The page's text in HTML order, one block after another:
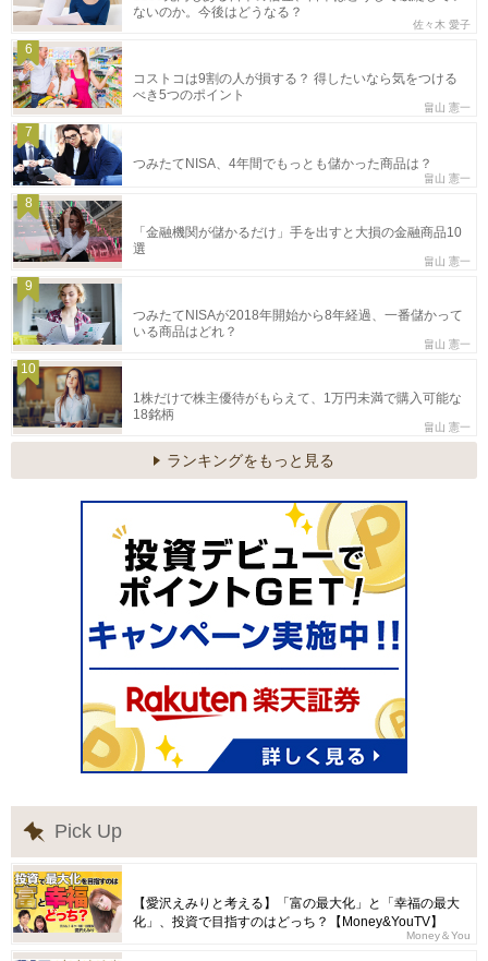
ないのか。今後はどうなる？
佐々木 愛子
6
コストコは9割の人が損する？ 得したいなら気をつける
べき5つのポイント
畠山 憲一
7
つみたてNISA、4年間でもっとも儲かった商品は？
畠山 憲一
8
「金融機関が儲かるだけ」手を出すと大損の金融商品10
選
畠山 憲一
9
つみたてNISAが2018年開始から8年経過、一番儲かって
いる商品はどれ？
畠山 憲一
10
1株だけで株主優待がもらえて、1万円未満で購入可能な
18銘柄
畠山 憲一
ランキングをもっと見る
Pick Up
【愛沢えみりと考える】「富の最大化」と「幸福の最大
化」、投資で目指すのはどっち？【Money&YouTV】
Money＆You